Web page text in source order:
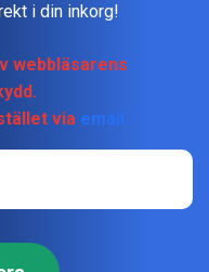
i din inkorg!
webbläsarens
via email.